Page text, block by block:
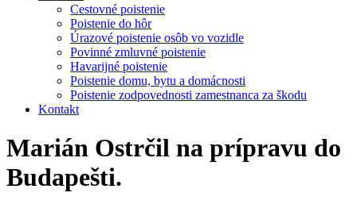
Cestovné poistenie
Poistenie do hôr
Úrazové poistenie osôb vo vozidle
Povinné zmluvné poistenie
Havarijné poistenie
Poistenie domu, bytu a domácnosti
Poistenie zodpovednosti zamestnanca za škodu
Kontakt
Marián Ostrčil na prípravu do
Budapešti.